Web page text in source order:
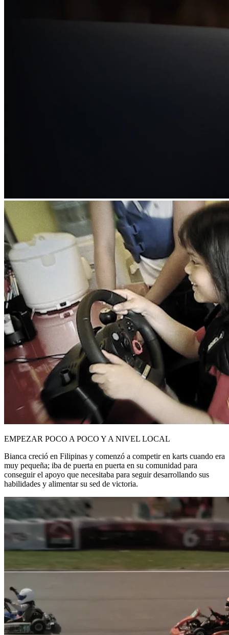
EMPEZAR POCO A POCO Y A NIVEL LOCAL
Bianca creció en Filipinas y comenzó a competir en karts cuando era
muy pequeña; iba de puerta en puerta en su comunidad para
conseguir el apoyo que necesitaba para seguir desarrollando sus
habilidades y alimentar su sed de victoria.